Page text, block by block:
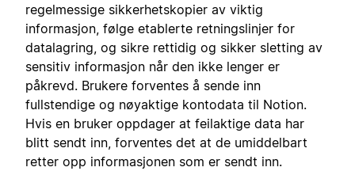
regelmessige sikkerhetskopier av viktig
informasjon, følge etablerte retningslinjer for
datalagring, og sikre rettidig og sikker sletting av
sensitiv informasjon når den ikke lenger er
påkrevd. Brukere forventes å sende inn
fullstendige og nøyaktige kontodata til Notion.
Hvis en bruker oppdager at feilaktige data har
blitt sendt inn, forventes det at de umiddelbart
retter opp informasjonen som er sendt inn.